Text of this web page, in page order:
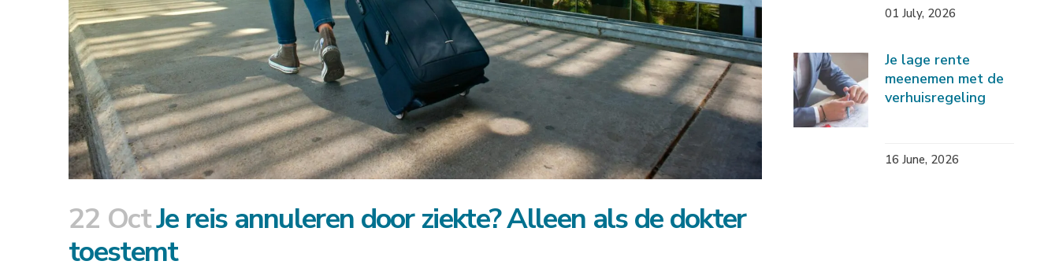
22 OctJe reis annuleren door ziekte? Alleen als de dokter
toestemt
01 July, 2026
Je lage rente
meenemen met de
verhuisregeling
16 June, 2026